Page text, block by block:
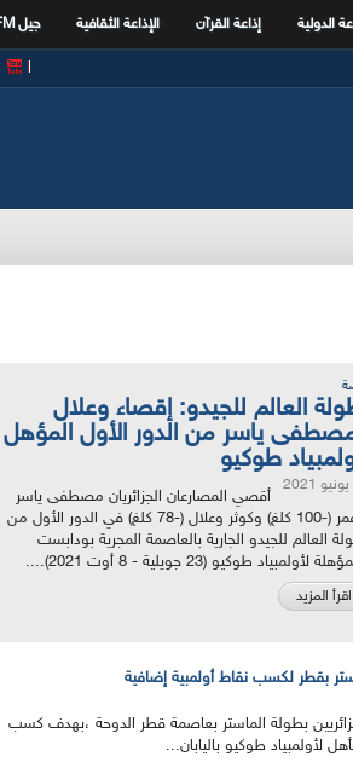
الدولية إذاعة القرآن الإذاعة الثقافية جيل FM
العالم للجيدو: إقصاء وعلال
ياسر من الدور الأول المؤهل
طوكيو
أقصي المصارعان الجزائريان مصطفى ياسر
بوعمر (-100 كلغ) وكوثر وعلال (-78 كلغ) في الدور الأول من
العالم للجيدو الجارية بالعاصمة المجرية بودابست
لأولمبياد طوكيو (23 جويلية - 8 أوت 2021)....
اقرأ المزيد
بقطر لكسب نقاط أولمبية إضافية
بطولة الماستر بعاصمة قطر الدوحة ،بهدف كسب
لأولمبياد طوكيو باليابان...